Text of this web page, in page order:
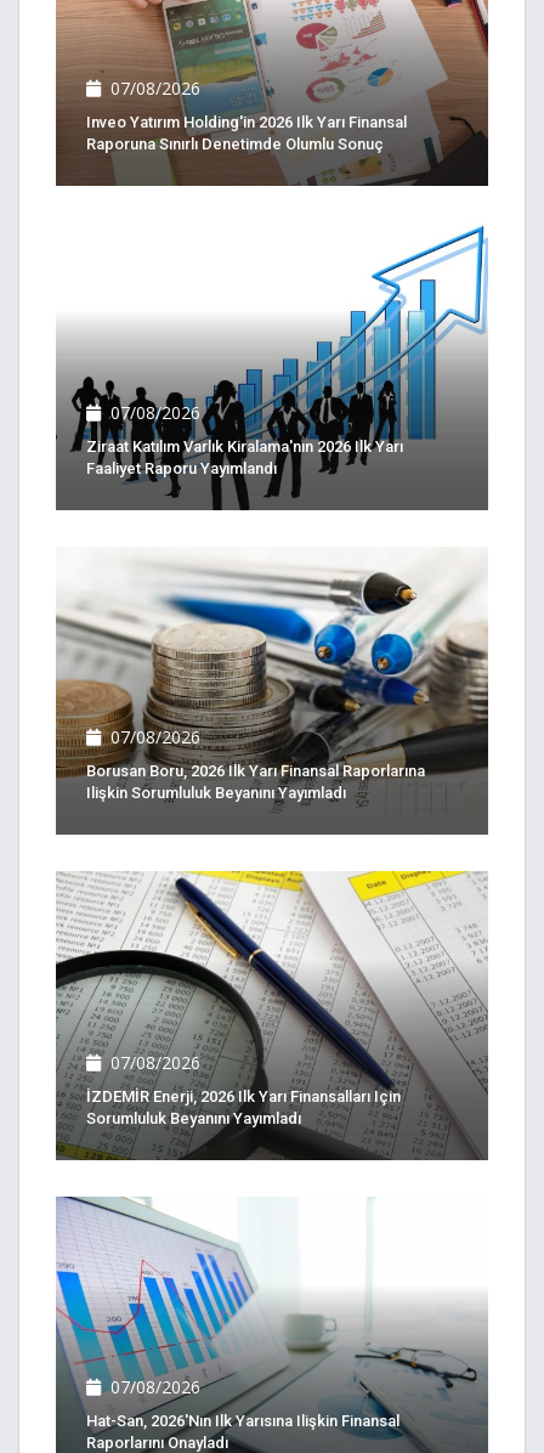
07/08/2026
Inveo Yatırım Holding'in 2026 Ilk Yarı Finansal
Raporuna Sınırlı Denetimde Olumlu Sonuç
07/08/2026
Ziraat Katılım Varlık Kiralama'nın 2026 Ilk Yarı
Faaliyet Raporu Yayımlandı
07/08/2026
Borusan Boru, 2026 Ilk Yarı Finansal Raporlarına
Ilişkin Sorumluluk Beyanını Yayımladı
07/08/2026
İZDEMİR Enerji, 2026 Ilk Yarı Finansalları Için
Sorumluluk Beyanını Yayımladı
07/08/2026
Hat-San, 2026'nın Ilk Yarısına Ilişkin Finansal
Raporlarını Onayladı